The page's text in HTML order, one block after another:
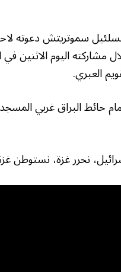
بتسلئيل سموتريتش دعوته
مشاركته اليوم الاثنين
حائط البراق غربي
نحرر غزة، نستوطن